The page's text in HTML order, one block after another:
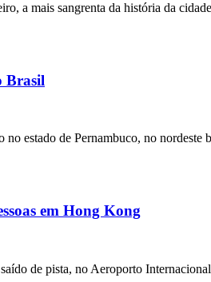
a mais sangrenta da história da
Brasil
estado de Pernambuco, no
em Hong Kong
de pista, no Aeroporto